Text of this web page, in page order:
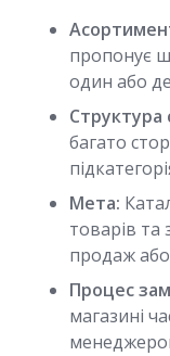
пропонує
один або
Структура
багато
Мета:
товарів та
продаж або
Процес
магазині